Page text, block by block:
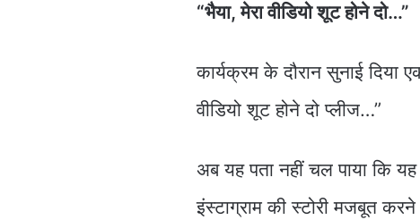
“भैया, मेरा वीडियो शूट होने दो…”
कार्यक्रम के दौरान सुनाई दिया
वीडियो शूट होने दो प्लीज…”
अब यह पता नहीं चल पाया कि
इंस्टाग्राम की स्टोरी मजबूत